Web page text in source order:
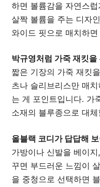
하면 볼륨감을 자연스
살짝 볼륨을 주는 디자
와이드 핏으로 매치하
박규영처럼 가죽 재킷
짧은 기장의 가죽 재킷
츠나 슬리브리스만 매
는 게 포인트입니다. 가
소재의 블루종으로 대
올블랙 코디가 답답해
가방이나 신발을 베이
꾸면 부드러운 느낌이
을 중청으로 선택하면